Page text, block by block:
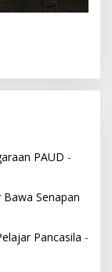
PAUD -
Senapan
Pancasila -